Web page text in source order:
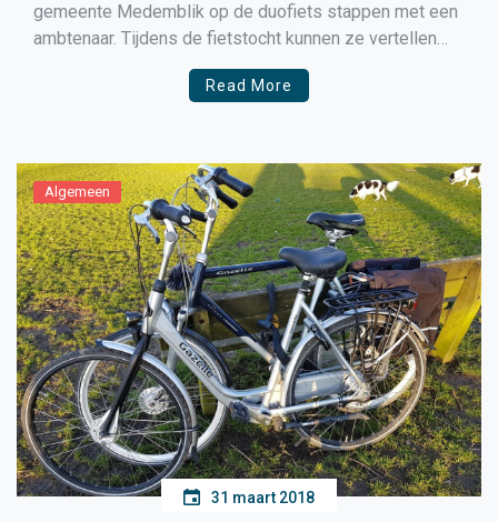
gemeente Medemblik op de duofiets stappen met een
ambtenaar. Tijdens de fietstocht kunnen ze vertellen
wat ze op hun hart hebben. Suzanne Schouten fietste
vandaag door haar dorp Abbekerk met ambtenaar Dick
Read More
Algemeen
31 maart 2018